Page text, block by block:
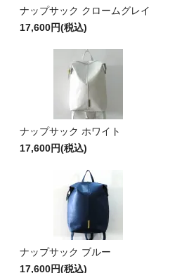
ナップサック クロームグレイ
17,600円(税込)
ナップサック ホワイト
17,600円(税込)
ナップサック ブルー
17,600円(税込)